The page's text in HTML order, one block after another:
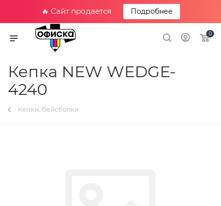
🔥 Сайт продается Подробнее
0
Кепка NEW WEDGE-
4240
Кепки, бейсболки